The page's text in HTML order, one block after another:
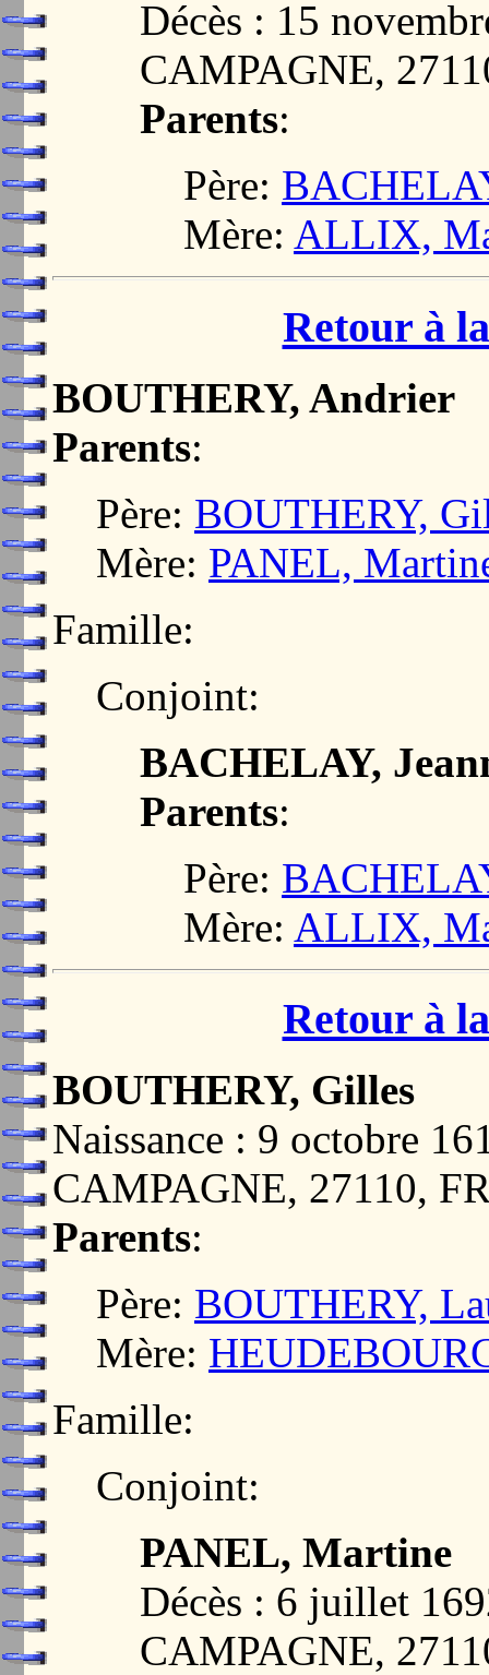
Décès : 15
CAMPAGNE,
Parents:
Père:
Mère: ALLIX,
Retour à
BOUTHERY, Andrier
Parents:
Père: BOUTHERY,
Mère: PANEL,
Famille:
Conjoint:
BACHELAY,
Parents:
Père:
Mère: ALLIX,
Retour à
BOUTHERY, Gilles
Naissance : 9 octobre
CAMPAGNE, 27110,
Parents:
Père: BOUTHERY,
Mère:
Famille:
Conjoint:
PANEL, Martine
Décès : 6 juillet
CAMPAGNE,